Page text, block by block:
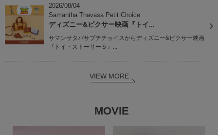
2026/08/04
Samantha Thavasa Petit Choice
ディズニー&ピクサー映画『トイ...
サマンサタバサプチチョイスからディズニー&ピクサー映画
『トイ・ストーリー５』...
VIEW MORE
MOVIE